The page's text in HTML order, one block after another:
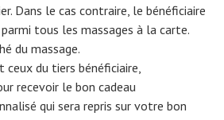
Dans le cas contraire, le bénéficiaire
tous les massages à la carte.
du massage.
du tiers bénéficiaire,
recevoir le bon cadeau
qui sera repris sur votre bon